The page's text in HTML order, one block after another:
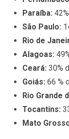
Paraíba:
São Paulo:
Rio de
Alagoas:
Ceará: 30%
Goiás: 66 %
Rio Grande
Tocantins:
Mato